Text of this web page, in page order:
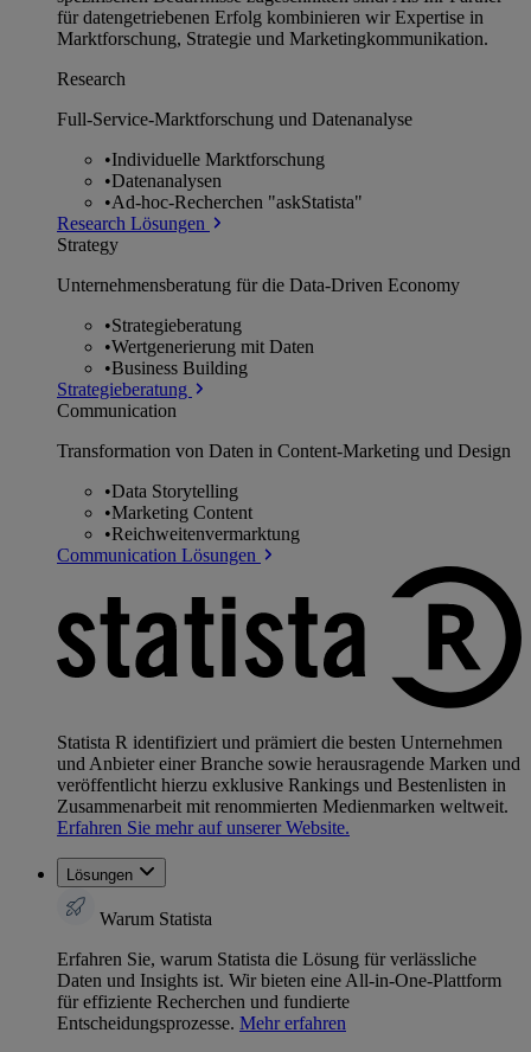
für datengetriebenen Erfolg kombinieren wir Expertise in
Marktforschung, Strategie und Marketingkommunikation.
Research
Full-Service-Marktforschung und Datenanalyse
•Individuelle Marktforschung
•Datenanalysen
•Ad-hoc-Recherchen "askStatista"
Research Lösungen
Strategy
Unternehmens­beratung für die Data-Driven Economy
•Strategieberatung
•Wertgenerierung mit Daten
•Business Building
Strategieberatung
Communication
Transformation von Daten in Content-Marketing und Design
•Data Storytelling
•Marketing Content
•Reichweitenvermarktung
Communication Lösungen
Statista R identifiziert und prämiert die besten Unternehmen
und Anbieter einer Branche sowie herausragende Marken und
veröffentlicht hierzu exklusive Rankings und Bestenlisten in
Zusammenarbeit mit renommierten Medienmarken weltweit.
Erfahren Sie mehr auf unserer Website.
Lösungen
Warum Statista
Erfahren Sie, warum Statista die Lösung für verlässliche
Daten und Insights ist. Wir bieten eine All-in-One-Plattform
für effiziente Recherchen und fundierte
Entscheidungsprozesse. Mehr erfahren